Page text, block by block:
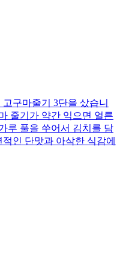
구마줄기 3단을 샀습니
줄기가 약간 익으면 얼른
루 풀을 쑤어서 김치를 담
인 단맛과 아삭한 식감에